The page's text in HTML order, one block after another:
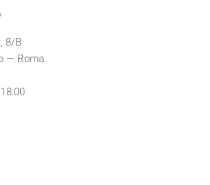
8/B
— Roma